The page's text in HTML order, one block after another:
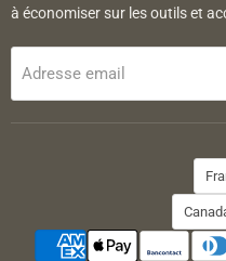
à économiser sur les outils et
Adresse email